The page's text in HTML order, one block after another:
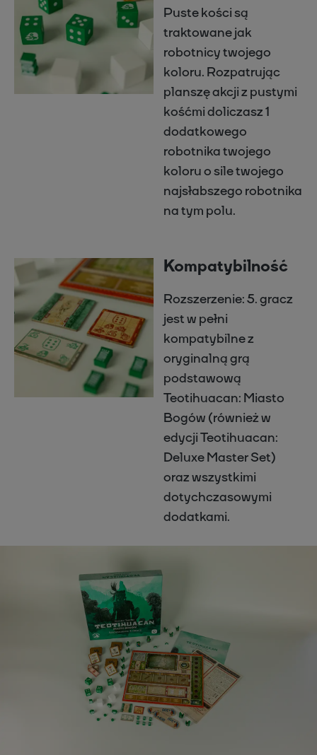
Puste kości są
traktowane jak
robotnicy twojego
koloru. Rozpatrując
planszę akcji z pustymi
kośćmi doliczasz 1
dodatkowego
robotnika twojego
koloru o sile twojego
najsłabszego robotnika
na tym polu.
Kompatybilność
Rozszerzenie: 5. gracz
jest w pełni
kompatybilne z
oryginalną grą
podstawową
Teotihuacan: Miasto
Bogów (również w
edycji Teotihuacan:
Deluxe Master Set)
oraz wszystkimi
dotychczasowymi
dodatkami.